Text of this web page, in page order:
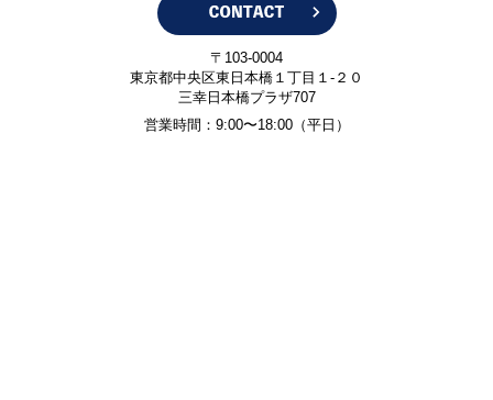
〒103-0004
東京都中央区東日本橋１丁目１-２０
三幸日本橋プラザ707
営業時間：9:00〜18:00（平日）